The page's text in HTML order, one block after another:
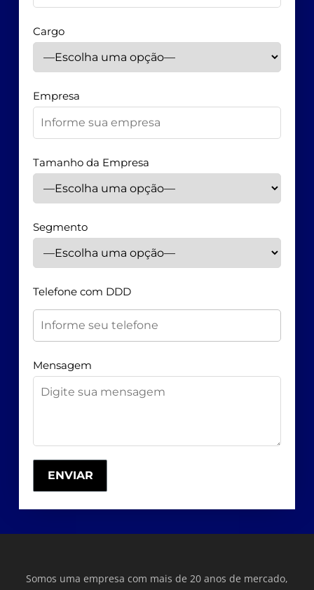
Cargo
Empresa
Tamanho da Empresa
Segmento
Telefone com DDD
Mensagem
Somos uma empresa com mais de 20 anos de mercado,